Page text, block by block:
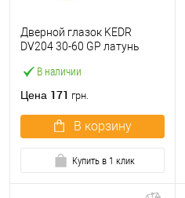
В наличии
Дверной глазок KEDR
DV204 30-60 GP латунь
Цена 171 грн.
В корзину
Купить в 1 клик